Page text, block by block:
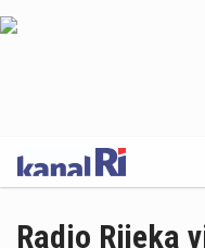
Radio Rijeka